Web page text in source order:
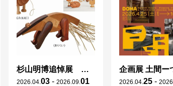
杉山明博追悼展 木とわたし―木工の妙技と美術教育
2026 04 03 - 2026 09 01
2026 04 25 - 2026